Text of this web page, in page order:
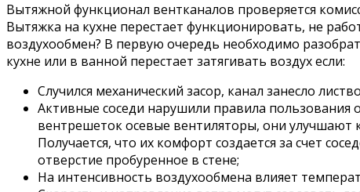
Вытяжной функционал вентканалов проверяется
Вытяжка на кухне перестает функционировать, не
воздухообмен? В первую очередь необходимо
кухне или в ванной перестает затягивать воздух если:
Случился механический засор, канал занесло
Активные соседи нарушили правила
вентрешеток осевые вентиляторы, они улучшают
Получается, что их комфорт создается за счет
отверстие пробуренное в стене;
На интенсивность воздухообмена влияет